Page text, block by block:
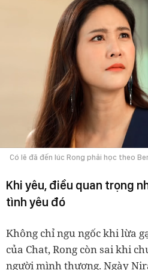
Có lẽ đã đến lúc Rong phải học theo
Khi yêu, điều quan trọng
tình yêu đó
Không chỉ ngu ngốc khi lừa
của Chat, Rong còn sai khi
người mình thương. Ngày